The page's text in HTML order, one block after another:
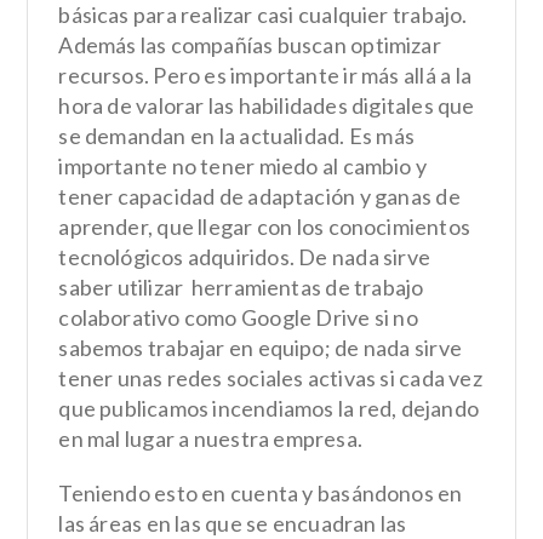
básicas para realizar casi cualquier trabajo.
Además las compañías buscan optimizar
recursos. Pero es importante ir más allá a la
hora de valorar las habilidades digitales que
se demandan en la actualidad. Es más
importante no tener miedo al cambio y
tener capacidad de adaptación y ganas de
aprender, que llegar con los conocimientos
tecnológicos adquiridos. De nada sirve
saber utilizar herramientas de trabajo
colaborativo como Google Drive si no
sabemos trabajar en equipo; de nada sirve
tener unas redes sociales activas si cada vez
que publicamos incendiamos la red, dejando
en mal lugar a nuestra empresa.
Teniendo esto en cuenta y basándonos en
las áreas en las que se encuadran las